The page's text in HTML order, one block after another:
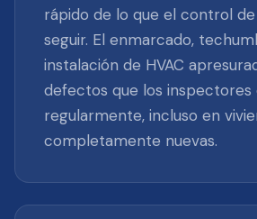
rápido de lo que el control
seguir. El enmarcado,
instalación de HVAC
defectos que los inspectores
regularmente, incluso en
completamente nuevas.